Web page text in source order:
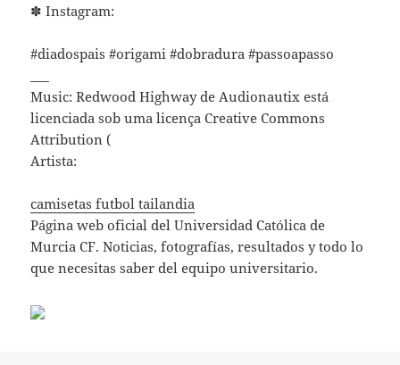
✽ Instagram:
#diadospais #origami #dobradura #passoapasso
Music: Redwood Highway de Audionautix está
licenciada sob uma licença Creative Commons
Attribution (
Artista:
camisetas futbol tailandia
Página web oficial del Universidad Católica de
Murcia CF. Noticias, fotografías, resultados y todo lo
que necesitas saber del equipo universitario.